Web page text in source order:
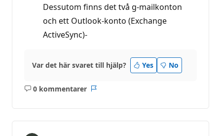
Dessutom finns det två g-mailkonton
och ett Outlook-konto (Exchange
ActiveSync)-
Var det här svaret till hjälp? Yes No
0 kommentarer
Inga